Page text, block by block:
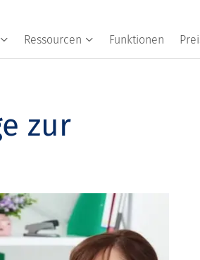
Ressourcen Funktionen
zur